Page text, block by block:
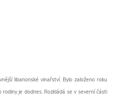
libanonské vinařství. Bylo založeno roku
je dodnes. Rozkládá se v severní části